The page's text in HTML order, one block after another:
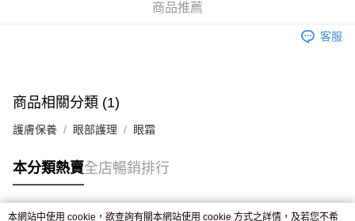
付款後門市自取，訂單確認後2-4個工作天到店，7天內取。逾期後
商品推薦
客服
商品相關分類 (1)
護膚保養 眼部護理 眼霜
本分類熱賣全店暢銷排行
本網站中使用 cookie，欲查詢有關本網站使用 cookie 方式之詳情，及若您不希